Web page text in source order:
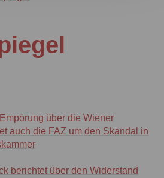
über die Wiener
auch die FAZ um den Skandal in
berichtet über den Widerstand